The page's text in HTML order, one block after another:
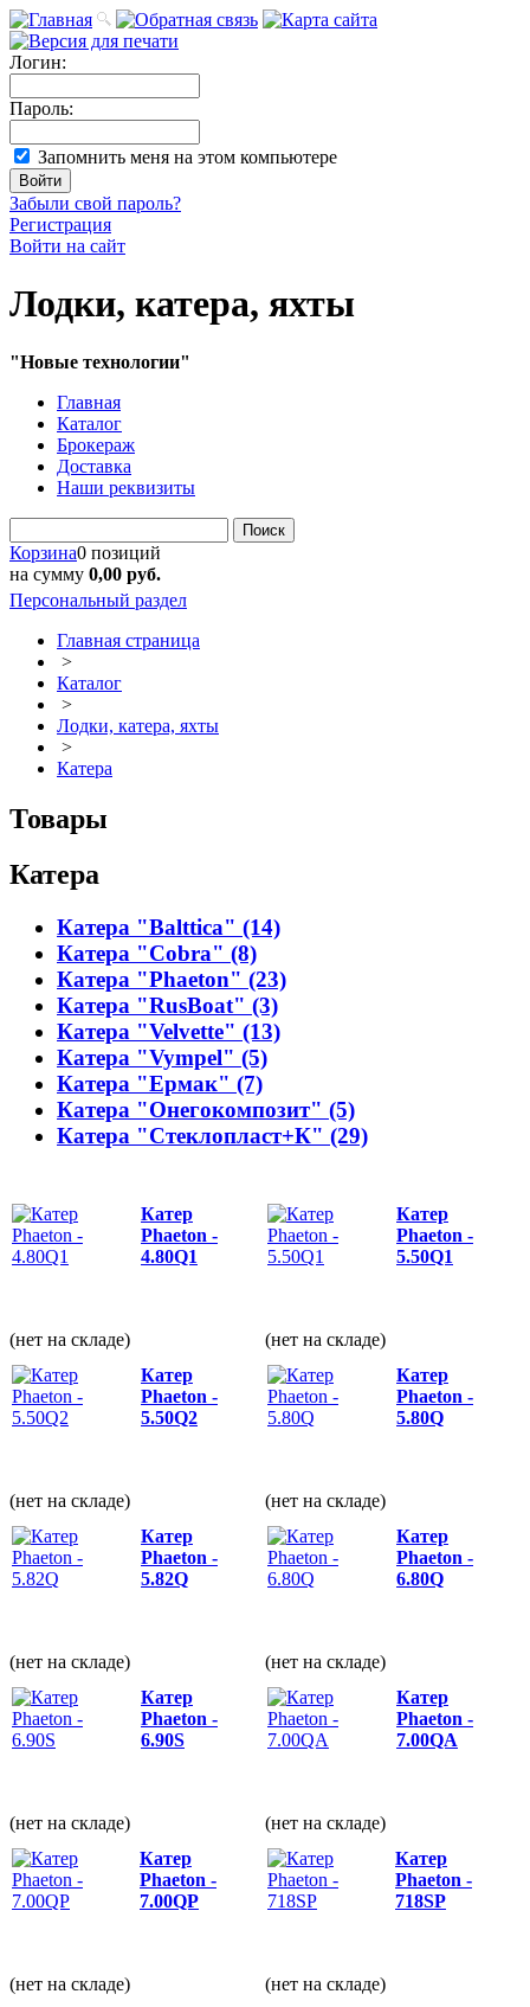
Логин:
Пароль:
Запомнить меня на этом компьютере
Забыли свой пароль?
Регистрация
Войти на сайт
Лодки, катера, яхты
"Новые технологии"
Главная
Каталог
Брокераж
Доставка
Наши реквизиты
Поиск
Корзина0 позиций
на сумму 0,00 руб.
Персональный раздел
Главная страница
>
Каталог
>
Лодки, катера, яхты
>
Катера
Товары
Катера
Катера "Balttica" (14)
Катера "Cobra" (8)
Катера "Phaeton" (23)
Катера "RusBoat" (3)
Катера "Velvette" (13)
Катера "Vympel" (5)
Катера "Ермак" (7)
Катера "Онегокомпозит" (5)
Катера "Стеклопласт+К" (29)
Катер
Phaeton -
4.80Q1
(нет на складе)
Катер
Phaeton -
5.50Q1
(нет на складе)
Катер
Phaeton -
5.50Q2
(нет на складе)
Катер
Phaeton -
5.80Q
(нет на складе)
Катер
Phaeton -
5.82Q
(нет на складе)
Катер
Phaeton -
6.80Q
(нет на складе)
Катер
Phaeton -
6.90S
(нет на складе)
Катер
Phaeton -
7.00QА
(нет на складе)
Катер
Phaeton -
7.00QP
(нет на складе)
Катер
Phaeton -
718SP
(нет на складе)